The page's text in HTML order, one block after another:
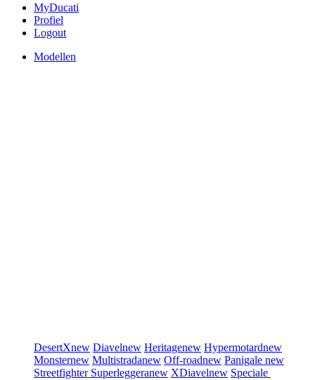
MyDucati
Profiel
Logout
Modellen
DesertXnew Diavelnew Heritagenew Hypermotardnew
Monsternew Multistradanew Off-roadnew Panigale new
Streetfighter Superleggeranew XDiavelnew Speciale